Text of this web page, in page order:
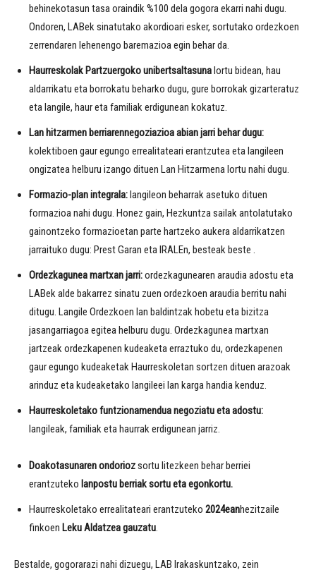
behinekotasun tasa oraindik %100 dela gogora ekarri nahi dugu.
Ondoren, LABek sinatutako akordioari esker, sortutako ordezkoen
zerrendaren lehenengo baremazioa egin behar da.
Haurreskolak Partzuergoko unibertsaltasunalortu bidean, hau
aldarrikatu eta borrokatu beharko dugu, gure borrokak gizarteratuz
eta langile, haur eta familiak erdigunean kokatuz.
Lan hitzarmen berriarennegoziazioa abian jarri behar dugu:
kolektiboen gaur egungo errealitateari erantzutea eta langileen
ongizatea helburu izango dituen Lan Hitzarmena lortu nahi dugu.
Formazio-plan integrala:langileon beharrak asetuko dituen
formazioa nahi dugu. Honez gain, Hezkuntza sailak antolatutako
gainontzeko formazioetan parte hartzeko aukera aldarrikatzen
jarraituko dugu: Prest Garan eta IRALEn, besteak beste .
Ordezkagunea martxan jarri:ordezkagunearen araudia adostu eta
LABek alde bakarrez sinatu zuen ordezkoen araudia berritu nahi
ditugu. Langile Ordezkoen lan baldintzak hobetu eta bizitza
jasangarriagoa egitea helburu dugu. Ordezkagunea martxan
jartzeak ordezkapenen kudeaketa erraztuko du, ordezkapenen
gaur egungo kudeaketak Haurreskoletan sortzen dituen arazoak
arinduz eta kudeaketako langileei lan karga handia kenduz.
Haurreskoletako funtzionamendua negoziatu eta adostu:
langileak, familiak eta haurrak erdigunean jarriz.
Doakotasunaren ondoriozsortu litezkeen behar berriei
erantzuteko lanpostu berriak sortu eta egonkortu.
Haurreskoletako errealitateari erantzuteko 2024eanhezitzaile
finkoen Leku Aldatzea gauzatu.
Bestalde, gogorarazi nahi dizuegu, LAB Irakaskuntzako, zein